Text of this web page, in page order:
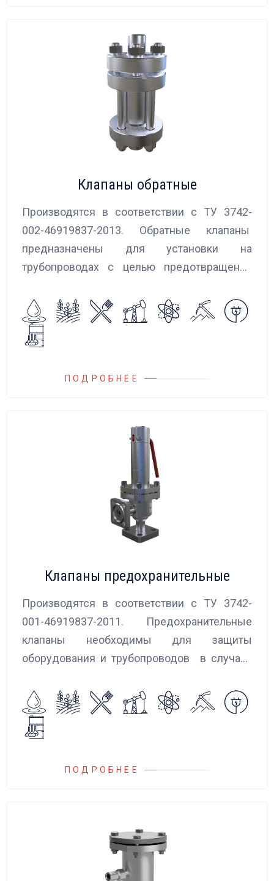
Клапаны обратные
Производятся в соответствии с ТУ 3742-
002-46919837-2013. Обратные клапаны
предназначены для установки на
трубопроводах с целью предотвращения
агрессивных жидкостей, эмульсий,
суспензий и пропуска их в прямом
направлении.
ПОДРОБНЕЕ
Клапаны предохранительные
Производятся в соответствии с ТУ 3742-
001-46919837-2011. Предохранительные
клапаны необходимы для защиты
оборудования и трубопроводов в случаях
сброса среды в систему низкого давления.
ПОДРОБНЕЕ